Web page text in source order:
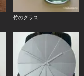
竹のグラス